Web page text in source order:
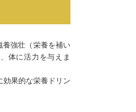
強壮（栄養を補い
体に活力を与えま
効果的な栄養ドリン